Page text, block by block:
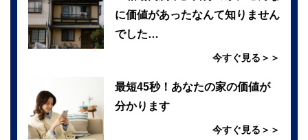
に価値があったなんて知りません
でした…
今すぐ見る＞＞
最短45秒！あなたの家の価値が
分かります
今すぐ見る＞＞